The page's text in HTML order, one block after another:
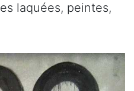
laquées, peintes,